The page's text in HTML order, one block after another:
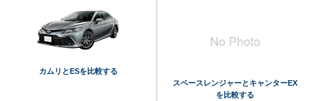
カムリとESを比較する
スペースレンジャーとキャンターEX
を比較する